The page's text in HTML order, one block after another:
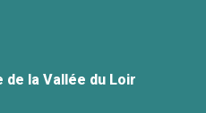
la Vallée du Loir